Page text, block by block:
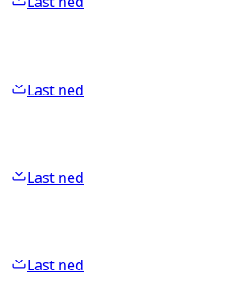
Last ned
Last ned
Last ned